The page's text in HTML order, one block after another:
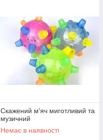
Скажений м'яч миготливий та
музичний
Немає в наявності